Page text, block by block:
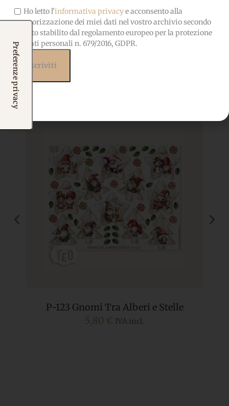
Prodotti correlati
Potrebbero interessarti
P-123 Gnomi Tra Alberi e Stelle
5,80 € IVA incl.
Ho letto l'informativa privacye acconsento alla
memorizzazione dei miei dati nel vostro archivio secondo
quanto stabilito dal regolamento europeo per la protezione
dei dati personali n. 679/2016, GDPR.